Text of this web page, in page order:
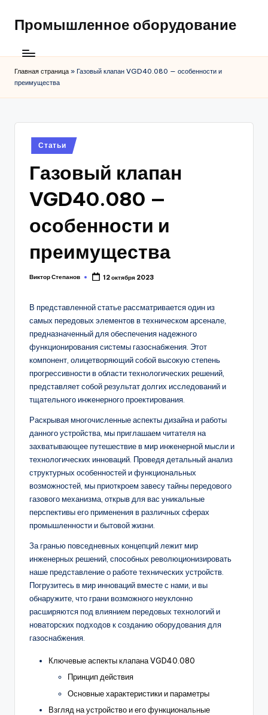
Промышленное оборудование
Главная страница » Газовый клапан VGD40.080 — особенности и
преимущества
Posted
in
Статьи
Газовый клапан
VGD40.080 —
особенности и
преимущества
Posted
Виктор Степанов 12 октября 2023
В представленной статье рассматривается один из
самых передовых элементов в техническом арсенале,
предназначенный для обеспечения надежного
функционирования системы газоснабжения. Этот
компонент, олицетворяющий собой высокую степень
прогрессивности в области технологических решений,
представляет собой результат долгих исследований и
тщательного инженерного проектирования.
Раскрывая многочисленные аспекты дизайна и работы
данного устройства, мы приглашаем читателя на
захватывающее путешествие в мир инженерной мысли и
технологических инноваций. Проведя детальный анализ
структурных особенностей и функциональных
возможностей, мы приоткроем завесу тайны передового
газового механизма, открыв для вас уникальные
перспективы его применения в различных сферах
промышленности и бытовой жизни.
За гранью повседневных концепций лежит мир
инженерных решений, способных революционизировать
наше представление о работе технических устройств.
Погрузитесь в мир инноваций вместе с нами, и вы
обнаружите, что грани возможного неуклонно
расширяются под влиянием передовых технологий и
новаторских подходов к созданию оборудования для
газоснабжения.
Ключевые аспекты клапана VGD40.080
Принцип действия
Основные характеристики и параметры
Взгляд на устройство и его функциональные